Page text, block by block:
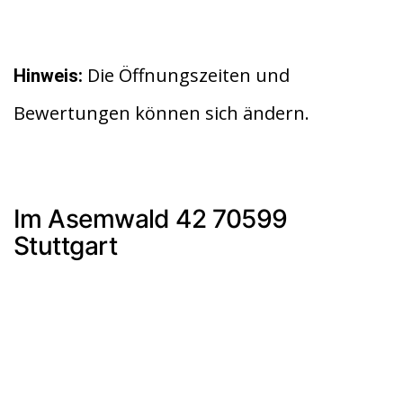
Hinweis: Die Öffnungszeiten und
Bewertungen können sich ändern.
Im Asemwald 42 70599
Stuttgart